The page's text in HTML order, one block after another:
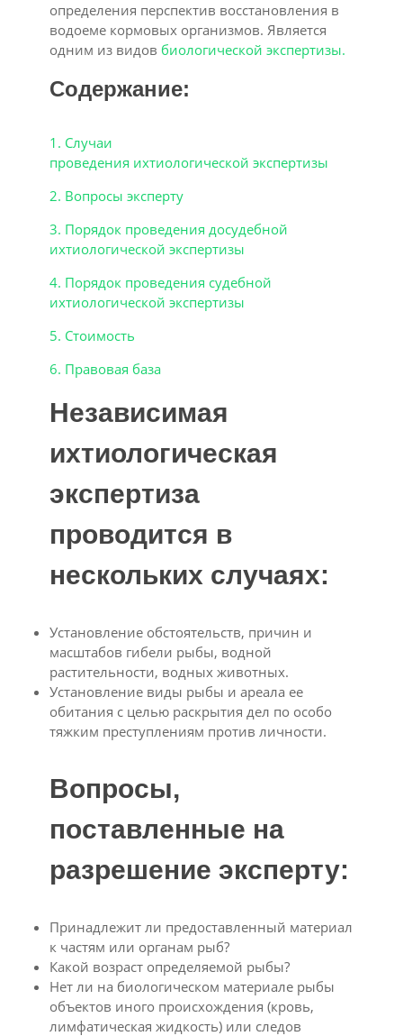
определения перспектив восстановления в
водоеме кормовых организмов. Является
одним из видов биологической экспертизы.
Содержание:
1. Случаи
проведения ихтиологической экспертизы
2. Вопросы эксперту
3. Порядок проведения досудебной
ихтиологической экспертизы
4. Порядок проведения судебной
ихтиологической экспертизы
5. Стоимость
6. Правовая база
Независимая
ихтиологическая
экспертиза
проводится в
нескольких случаях:
Установление обстоятельств, причин и
масштабов гибели рыбы, водной
растительности, водных животных.
Установление виды рыбы и ареала ее
обитания с целью раскрытия дел по особо
тяжким преступлениям против личности.
Вопросы,
поставленные на
разрешение эксперту:
Принадлежит ли предоставленный материал
к частям или органам рыб?
Какой возраст определяемой рыбы?
Нет ли на биологическом материале рыбы
объектов иного происхождения (кровь,
лимфатическая жидкость) или следов